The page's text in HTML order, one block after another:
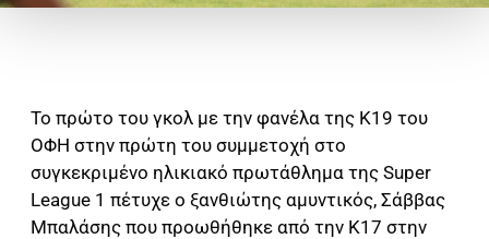
Το πρώτο του γκολ με την φανέλα της Κ19 του
ΟΦΗ στην πρώτη του συμμετοχή στο
συγκεκριμένο ηλικιακό πρωτάθλημα της Super
League 1 πέτυχε ο ξανθιώτης αμυντικός, Σάββας
Μπαλάσης που προωθήθηκε από την Κ17 στην